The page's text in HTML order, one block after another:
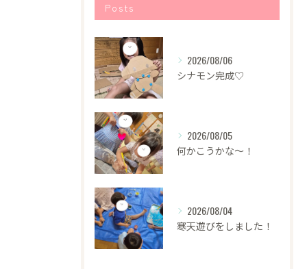
Posts
2026/08/06
シナモン完成♡
2026/08/05
何かこうかな〜！
2026/08/04
寒天遊びをしました！